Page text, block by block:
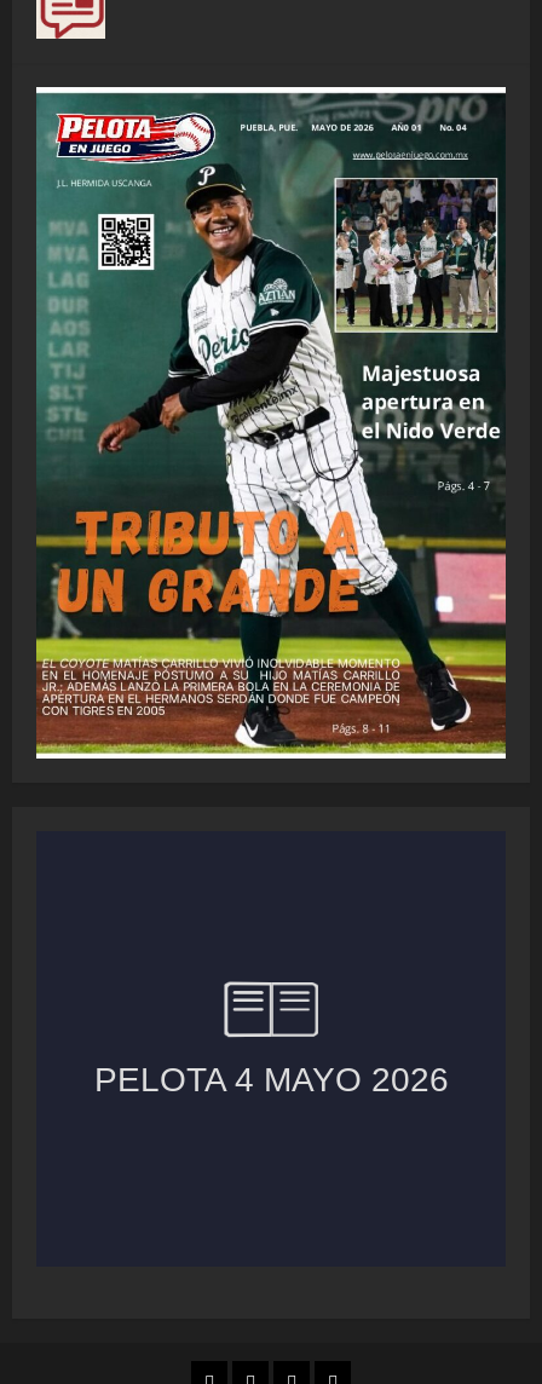
MUNICIPIOS
LOCALES
NACIONAL
COLUMNAS